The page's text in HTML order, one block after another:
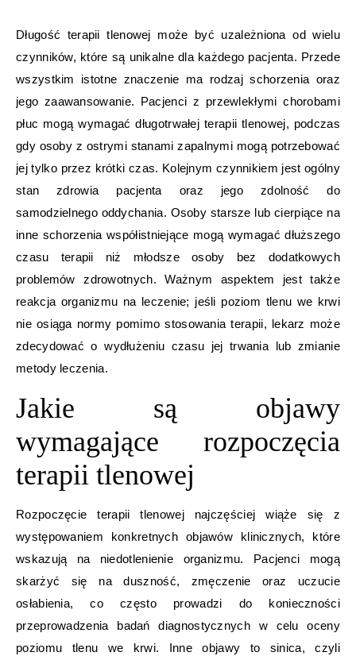
Długość terapii tlenowej może być uzależniona od wielu
czynników, które są unikalne dla każdego pacjenta. Przede
wszystkim istotne znaczenie ma rodzaj schorzenia oraz
jego zaawansowanie. Pacjenci z przewlekłymi chorobami
płuc mogą wymagać długotrwałej terapii tlenowej, podczas
gdy osoby z ostrymi stanami zapalnymi mogą potrzebować
jej tylko przez krótki czas. Kolejnym czynnikiem jest ogólny
stan zdrowia pacjenta oraz jego zdolność do
samodzielnego oddychania. Osoby starsze lub cierpiące na
inne schorzenia współistniejące mogą wymagać dłuższego
czasu terapii niż młodsze osoby bez dodatkowych
problemów zdrowotnych. Ważnym aspektem jest także
reakcja organizmu na leczenie; jeśli poziom tlenu we krwi
nie osiąga normy pomimo stosowania terapii, lekarz może
zdecydować o wydłużeniu czasu jej trwania lub zmianie
metody leczenia.
Jakie są objawy
wymagające rozpoczęcia
terapii tlenowej
Rozpoczęcie terapii tlenowej najczęściej wiąże się z
występowaniem konkretnych objawów klinicznych, które
wskazują na niedotlenienie organizmu. Pacjenci mogą
skarżyć się na duszność, zmęczenie oraz uczucie
osłabienia, co często prowadzi do konieczności
przeprowadzenia badań diagnostycznych w celu oceny
poziomu tlenu we krwi. Inne objawy to sinica, czyli